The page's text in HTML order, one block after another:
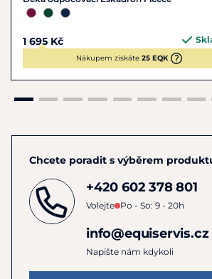
1 695 Kč
Nákupem získáte 25 EQK
Chcete poradit s výběrem
+420 602 378 801
Volejte Po - So: 9 - 20h
info@equiservis.cz
Napište nám kdykoli